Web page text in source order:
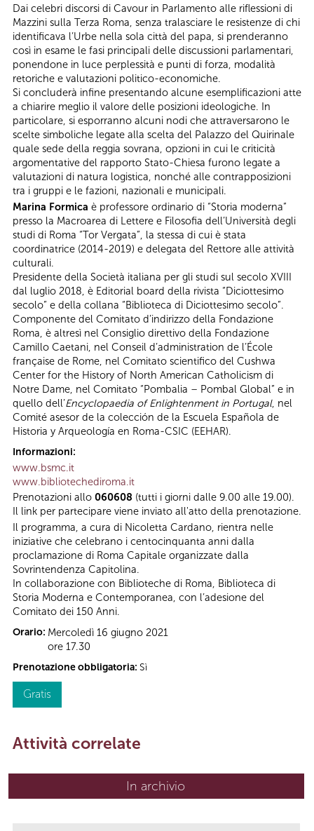
Dai celebri discorsi di Cavour in Parlamento alle riflessioni di
Mazzini sulla Terza Roma, senza tralasciare le resistenze di chi
identificava l’Urbe nella sola città del papa, si prenderanno
così in esame le fasi principali delle discussioni parlamentari,
ponendone in luce perplessità e punti di forza, modalità
retoriche e valutazioni politico-economiche.
Si concluderà infine presentando alcune esemplificazioni atte
a chiarire meglio il valore delle posizioni ideologiche. In
particolare, si esporranno alcuni nodi che attraversarono le
scelte simboliche legate alla scelta del Palazzo del Quirinale
quale sede della reggia sovrana, opzioni in cui le criticità
argomentative del rapporto Stato-Chiesa furono legate a
valutazioni di natura logistica, nonché alle contrapposizioni
tra i gruppi e le fazioni, nazionali e municipali.
Marina Formica è professore ordinario di “Storia moderna”
presso la Macroarea di Lettere e Filosofia dell’Università degli
studi di Roma “Tor Vergata”, la stessa di cui è stata
coordinatrice (2014-2019) e delegata del Rettore alle attività
culturali.
Presidente della Società italiana per gli studi sul secolo XVIII
dal luglio 2018, è Editorial board della rivista “Diciottesimo
secolo” e della collana “Biblioteca di Diciottesimo secolo”.
Componente del Comitato d’indirizzo della Fondazione
Roma, è altresì nel Consiglio direttivo della Fondazione
Camillo Caetani, nel Conseil d’administration de l’École
française de Rome, nel Comitato scientifico del Cushwa
Center for the History of North American Catholicism di
Notre Dame, nel Comitato “Pombalia – Pombal Global” e in
quello dell’Encyclopaedia of Enlightenment in Portugal, nel
Comité asesor de la colección de la Escuela Española de
Historia y Arqueología en Roma-CSIC (EEHAR).
Informazioni:
www.bsmc.it
www.bibliotechediroma.it
Prenotazioni allo 060608 (tutti i giorni dalle 9.00 alle 19.00).
Il link per partecipare viene inviato all'atto della prenotazione.
Il programma, a cura di Nicoletta Cardano, rientra nelle
iniziative che celebrano i centocinquanta anni dalla
proclamazione di Roma Capitale organizzate dalla
Sovrintendenza Capitolina.
In collaborazione con Biblioteche di Roma, Biblioteca di
Storia Moderna e Contemporanea, con l’adesione del
Comitato dei 150 Anni.
Orario: Mercoledì 16 giugno 2021
ore 17.30
Prenotazione obbligatoria: Sì
Gratis
Attività correlate
In archivio